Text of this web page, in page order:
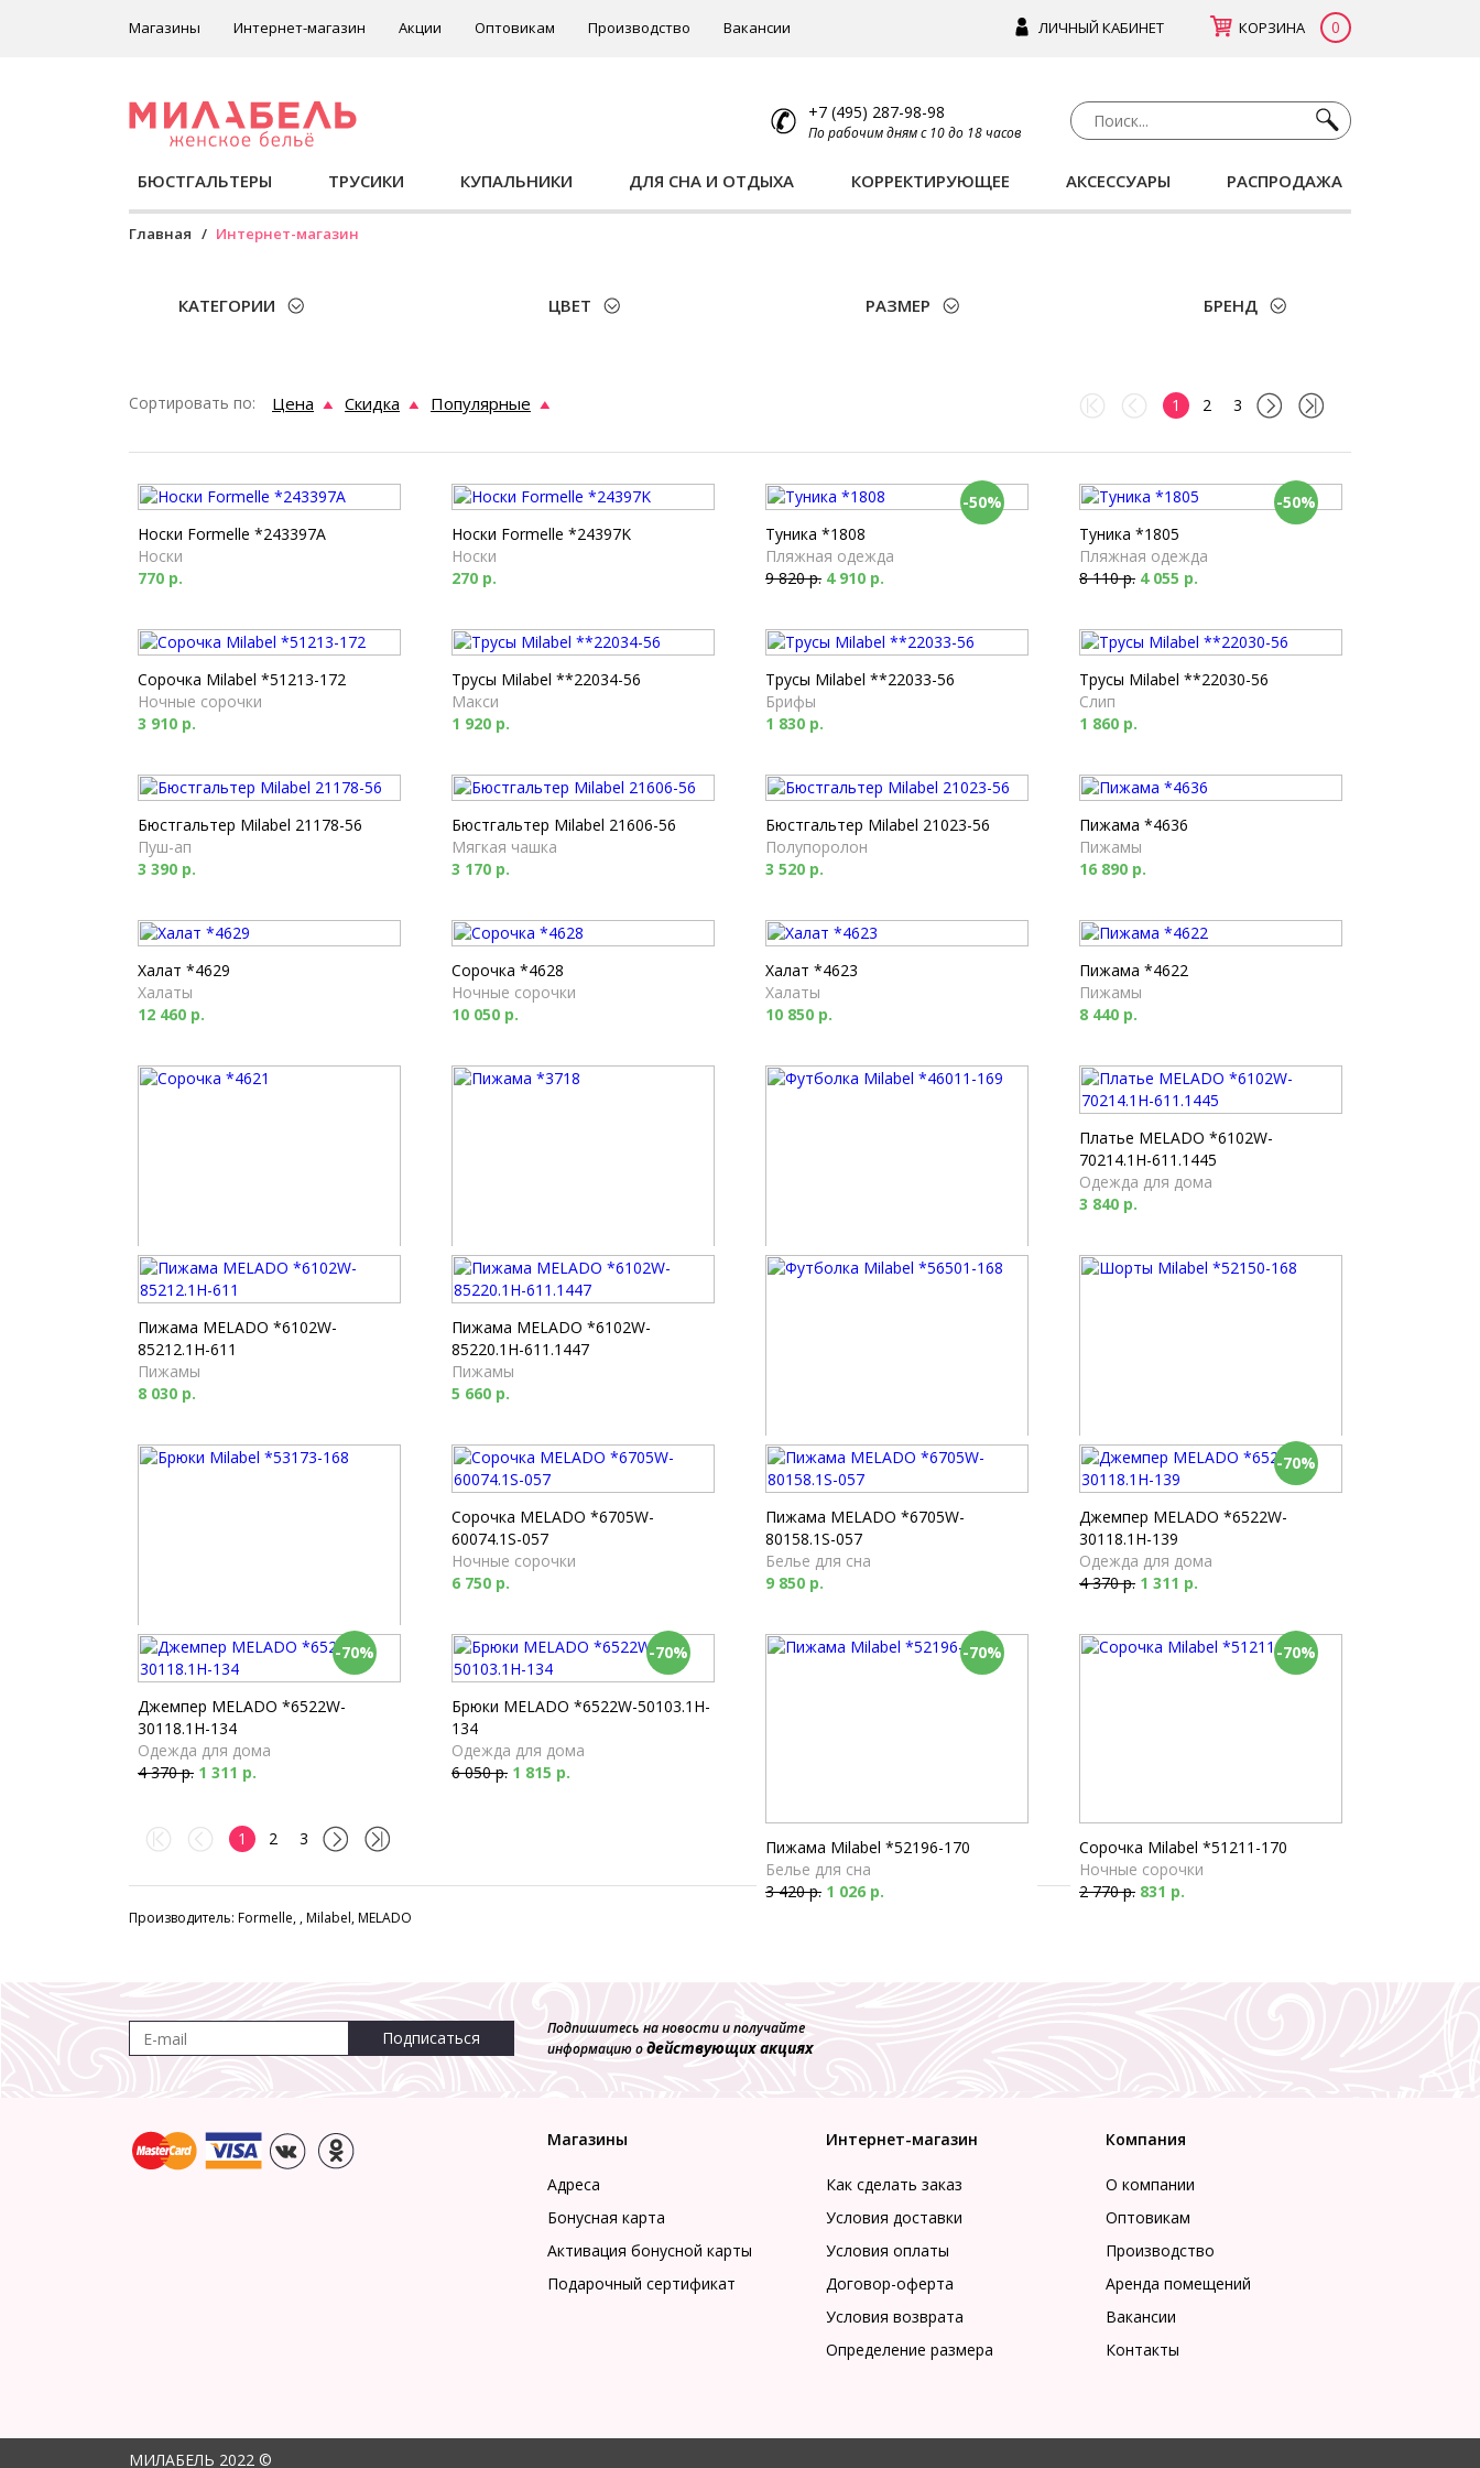
ЛИЧНЫЙ КАБИНЕТ КОРЗИНА 0
Магазины Интернет-магазин Акции Оптовикам Производство Вакансии
+7 (495) 287-98-98
По рабочим дням с 10 до 18 часов
БЮСТГАЛЬТЕРЫ ТРУСИКИ КУПАЛЬНИКИ ДЛЯ СНА И ОТДЫХА КОРРЕКТИРУЮЩЕЕ АКСЕССУАРЫ РАСПРОДАЖА
Главная Интернет-магазин
КАТЕГОРИИ ЦВЕТ РАЗМЕР БРЕНД
Сортировать по: Цена Скидка Популярные 1 2 3
Носки Formelle *243397A
Носки
770 р.
Носки Formelle *24397K
Носки
270 р.
-50%
Туника *1808
Пляжная одежда
9 820 р. 4 910 р.
-50%
Туника *1805
Пляжная одежда
8 110 р. 4 055 р.
Сорочка Milabel *51213-172
Ночные сорочки
3 910 р.
Трусы Milabel **22034-56
Макси
1 920 р.
Трусы Milabel **22033-56
Брифы
1 830 р.
Трусы Milabel **22030-56
Слип
1 860 р.
Бюстгальтер Milabel 21178-56
Пуш-ап
3 390 р.
Бюстгальтер Milabel 21606-56
Мягкая чашка
3 170 р.
Бюстгальтер Milabel 21023-56
Полупоролон
3 520 р.
Пижама *4636
Пижамы
16 890 р.
Халат *4629
Халаты
12 460 р.
Сорочка *4628
Ночные сорочки
10 050 р.
Халат *4623
Халаты
10 850 р.
Пижама *4622
Пижамы
8 440 р.
Сорочка *4621
Ночные сорочки
8 440 р.
Пижама *3718
Пижамы
16 930 р.
Футболка Milabel *46011-169
Платье MELADO *6102W-
70214.1H-611.1445
Одежда для дома
3 840 р.
Пижама MELADO *6102W-
85212.1H-611
Пижамы
8 030 р.
Пижама MELADO *6102W-
85220.1H-611.1447
Пижамы
5 660 р.
Футболка Milabel *56501-168
Футболки
1 790 р.
Шорты Milabel *52150-168
Пижамы
2 610 р.
Брюки Milabel *53173-168
Пижамы
4 040 р.
Сорочка MELADO *6705W-
60074.1S-057
Ночные сорочки
6 750 р.
Пижама MELADO *6705W-
80158.1S-057
Белье для сна
9 850 р.
-70%
Джемпер MELADO *6522W-
30118.1H-139
Одежда для дома
4 370 р. 1 311 р.
-70%
Джемпер MELADO *6522W-
30118.1H-134
Одежда для дома
4 370 р. 1 311 р.
-70%
Брюки MELADO *6522W-50103.1H-
134
Одежда для дома
6 050 р. 1 815 р.
-70%
Пижама Milabel *52196-170
Белье для сна
3 420 р. 1 026 р.
-70%
Сорочка Milabel *51211-170
Ночные сорочки
2 770 р. 831 р.
1 2 3
Производитель: Formelle, , Milabel, MELADO
Подписаться
Подпишитесь на новости и получайте
информацию одействующих акциях
Магазины
Адреса
Бонусная карта
Активация бонусной карты
Подарочный сертификат
Интернет-магазин
Как сделать заказ
Условия доставки
Условия оплаты
Договор-оферта
Условия возврата
Определение размера
Компания
О компании
Оптовикам
Производство
Аренда помещений
Вакансии
Контакты
МИЛАБЕЛЬ 2022 ©